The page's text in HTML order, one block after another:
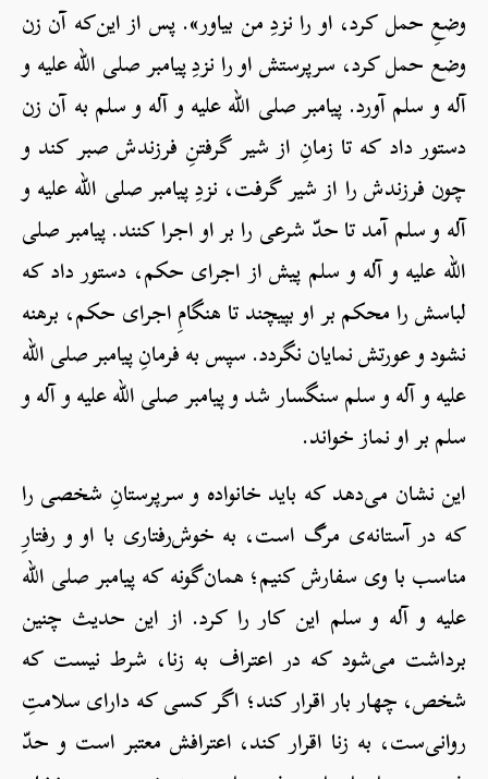
وضعِ حمل کرد، او را نزدِ من بیاور». پس از این‌که آن زن
وضع حمل کرد، سرپرستش او را نزدِ پیامبر صلی الله علیه و
آله و سلم آورد. پیامبر صلی الله علیه و آله و سلم به آن زن
دستور داد که تا زمانِ از شیر گرفتنِ فرزندش صبر کند و
چون فرزندش را از شیر گرفت، نزدِ پیامبر صلی الله علیه و
آله و سلم آمد تا حدّ شرعی را بر او اجرا کنند. پیامبر صلی
الله علیه و آله و سلم پیش از اجرای حکم، دستور داد که
لباسش را محکم بر او بپیچند تا هنگامِ اجرای حکم، برهنه
نشود و عورتش نمایان نگردد. سپس به فرمانِ پیامبر صلی الله
علیه و آله و سلم سنگسار شد و پیامبر صلی الله علیه و آله و
سلم بر او نماز خواند.
این نشان می‌دهد که باید خانواده و سرپرستانِ شخصی را
که در آستانه‌ی مرگ است، به خوش‌رفتاری با او و رفتارِ
مناسب با وی سفارش کنیم؛ همان‌گونه که پیامبر صلی الله
علیه و آله و سلم این کار را کرد. از این حدیث چنین
برداشت می‌شود که در اعتراف به زنا، شرط نیست که
شخص، چهار بار اقرار کند؛ اگر کسی که دارای سلامتِ
روانی‌ست، به زنا اقرار کند، اعترافش معتبر است و حدّ